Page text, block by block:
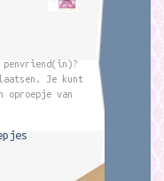
penvriend(in)?
Je kunt
oproepje van